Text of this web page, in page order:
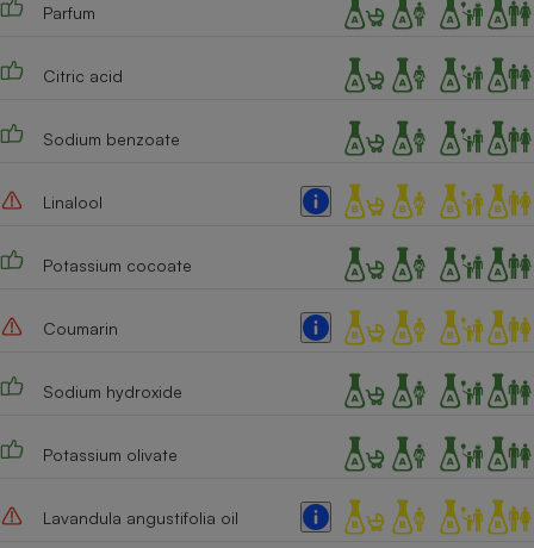
Parfum
Citric acid
Sodium benzoate
Linalool
Potassium cocoate
Coumarin
Sodium hydroxide
Potassium olivate
Lavandula angustifolia oil
Cafetière à expressos
Robot ménager